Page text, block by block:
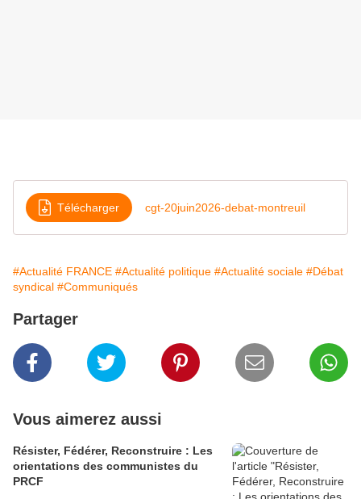
Télécharger cgt-20juin2026-debat-montreuil
#Actualité FRANCE #Actualité politique #Actualité sociale #Débat
syndical #Communiqués
Partager
Vous aimerez aussi
Résister, Fédérer, Reconstruire : Les
orientations des communistes du
PRCF